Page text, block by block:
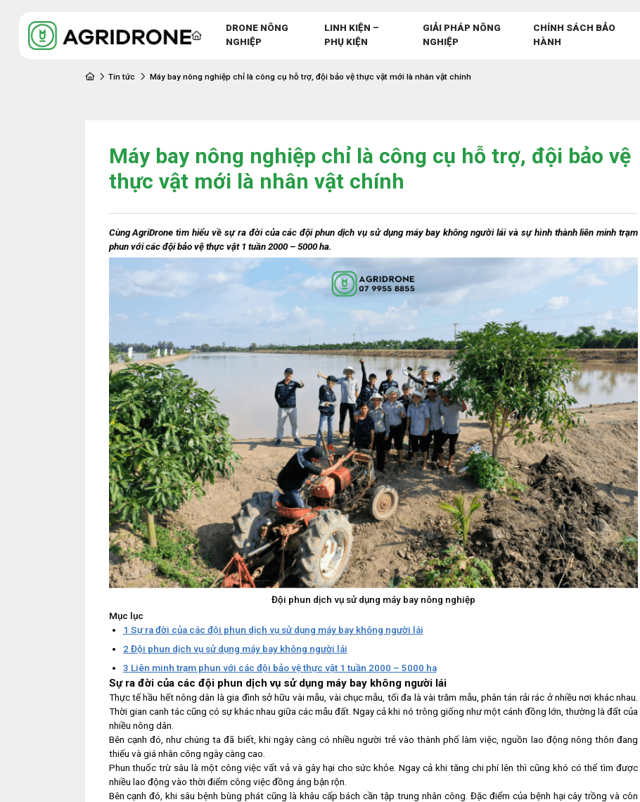
DRONE NÔNG
NGHIỆP
LINH KIỆN –
PHỤ KIỆN
GIẢI PHÁP NÔNG
NGHIỆP
CHÍNH SÁCH BẢO
HÀNH
Tin tức Máy bay nông nghiệp chỉ là công cụ hỗ trợ, đội bảo vệ thực vật mới là nhân vật chính
Máy bay nông nghiệp chỉ là công cụ hỗ trợ, đội bảo vệ
thực vật mới là nhân vật chính
Cùng AgriDrone tìm hiểu về sự ra đời của các đội phun dịch vụ sử dụng máy bay không người lái và sự hình thành liên minh trạm
phun với các đội bảo vệ thực vật 1 tuần 2000 – 5000 ha.
Đội phun dịch vụ sử dụng máy bay nông nghiệp
Mục lục
1 Sự ra đời của các đội phun dịch vụ sử dụng máy bay không người lái
2 Đội phun dịch vụ sử dụng máy bay không người lái
3 Liên minh trạm phun với các đội bảo vệ thực vật 1 tuần 2000 – 5000 ha
Sự ra đời của các đội phun dịch vụ sử dụng máy bay không người lái
Thực tế hầu hết nông dân là gia đình sở hữu vài mẫu, vài chục mẫu, tối đa là vài trăm mẫu, phân tán rải rác ở nhiều nơi khác nhau.
Thời gian canh tác cũng có sự khác nhau giữa các mẫu đất. Ngay cả khi nó trông giống như một cánh đồng lớn, thường là đất của
nhiều nông dân.
Bên cạnh đó, như chúng ta đã biết, khi ngày càng có nhiều người trẻ vào thành phố làm việc, nguồn lao động nông thôn đang
thiếu và giá nhân công ngày càng cao.
Phun thuốc trừ sâu là một công việc vất vả và gây hại cho sức khỏe. Ngay cả khi tăng chi phí lên thì cũng khó có thể tìm được
nhiều lao động vào thời điểm công việc đồng áng bận rộn.
Bên cạnh đó, khi sâu bệnh bùng phát cũng là khâu cấp bách cần tập trung nhân công. Đặc điểm của bệnh hại cây trồng và côn